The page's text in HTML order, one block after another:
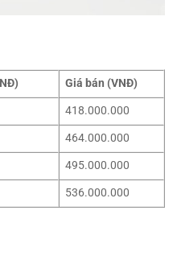
Giá bán (VNĐ)
418.000.000
464.000.000
495.000.000
536.000.000